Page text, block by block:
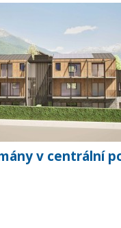
v centrální